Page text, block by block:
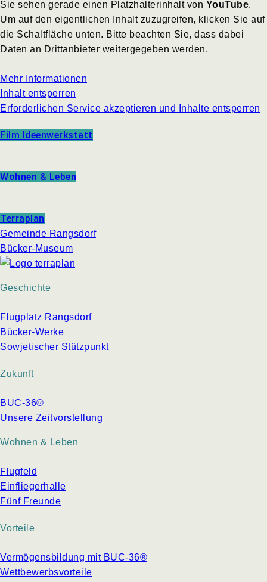
Sie sehen gerade einen Platzhalterinhalt von YouTube.
Um auf den eigentlichen Inhalt zuzugreifen, klicken Sie auf
die Schaltfläche unten. Bitte beachten Sie, dass dabei
Daten an Drittanbieter weitergegeben werden.
Mehr Informationen
Inhalt entsperren
Erforderlichen Service akzeptieren und Inhalte entsperren
Film Ideenwerkstatt
Wohnen & Leben
Terraplan
Gemeinde Rangsdorf
Bücker-Museum
Geschichte
Flugplatz Rangsdorf
Bücker-Werke
Sowjetischer Stützpunkt
Zukunft
BUC-36®
Unsere Zeitvorstellung
Wohnen & Leben
Flugfeld
Einfliegerhalle
Fünf Freunde
Vorteile
Vermögensbildung mit BUC-36®
Wettbewerbsvorteile